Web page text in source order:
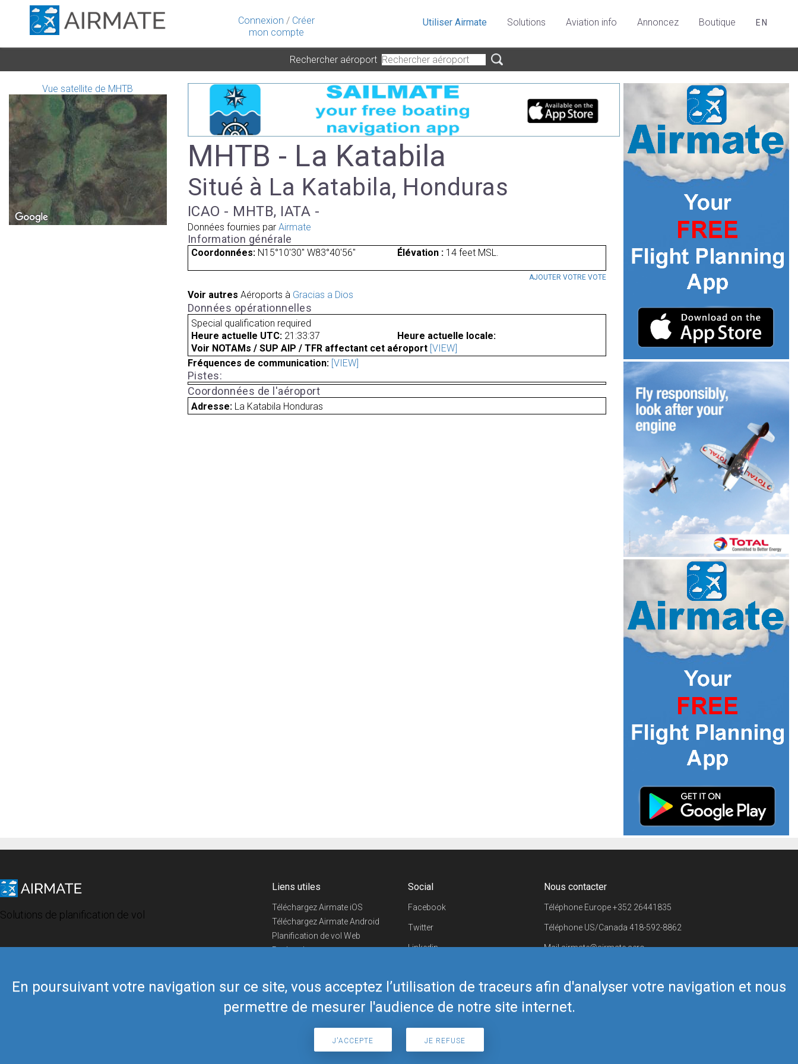
Connexion / Créer
mon compte
En poursuivant votre navigation sur ce site, vous acceptez l’utilisation de traceurs afin d'analyser votre navigation et nous
permettre de mesurer l'audience de notre site internet.
J'ACCEPTE JE REFUSE
Utiliser Airmate Solutions Aviation info Annoncez Boutique EN
Rechercher aéroport
Vue satellite de MHTB
MHTB - La Katabila
Situé à La Katabila, Honduras
ICAO - MHTB, IATA -
Données fournies par Airmate
Information générale
Coordonnées: N15°10'30" W83°40'56" Élévation :14 feet MSL.
AJOUTER VOTRE VOTE
Voir autres Aéroports à Gracias a Dios
Données opérationnelles
Special qualification required
Heure actuelle UTC: 21:33:37
Heure actuelle locale:
Voir NOTAMs / SUP AIP / TFR affectant cet aéroport [VIEW]
Fréquences de communication: [VIEW]
Pistes:
Coordonnées de l'aéroport
Adresse: La Katabila Honduras
Solutions de planification de vol
Liens utiles
Téléchargez Airmate iOS
Téléchargez Airmate Android
Planification de vol Web
Recherche
Boutique Airmate
Social
Facebook
Twitter
Linkedin
Telegram
Nous contacter
Téléphone Europe+352 26441835
Téléphone US/Canada 418-592-8862
Mailairmate@airmate.aero